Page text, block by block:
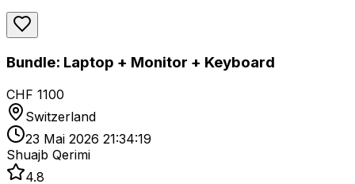
Bundle: Laptop + Monitor + Keyboard
CHF 1100
Switzerland
23 Mai 2026 21:34:19
Shuajb Qerimi
4.8